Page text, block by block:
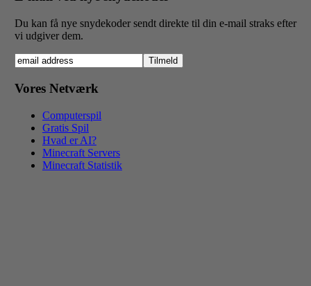
Du kan få nye snydekoder sendt direkte til din e-mail straks efter
vi udgiver dem.
Vores Netværk
Computerspil
Gratis Spil
Hvad er AI?
Minecraft Servers
Minecraft Statistik